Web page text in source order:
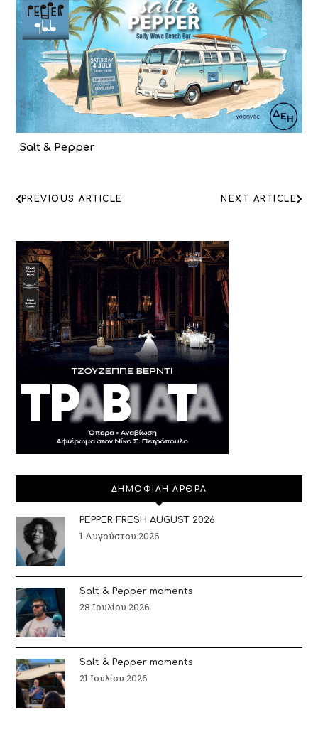
Salt & Pepper
ΠΛΟΗΓΗΣΗ
NEXT ARTICLE
PREVIOUS ARTICLE
ΔΗΜΟΦΙΛΗ ΑΡΘΡΑ
PEPPER FRESH AUGUST 2026
1 Αυγούστου 2026
Salt & Pepper moments
28 Ιουλίου 2026
Salt & Pepper moments
21 Ιουλίου 2026